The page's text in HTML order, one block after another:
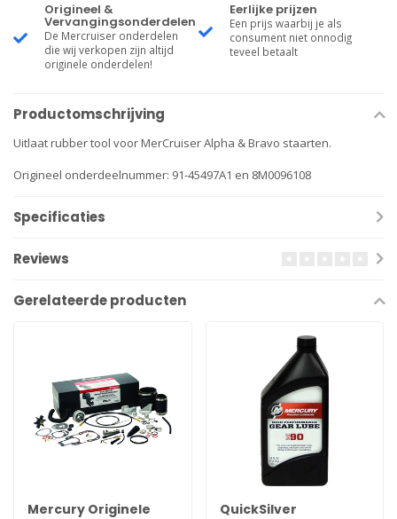
Origineel &
Vervangingsonderdelen
De Mercruiser onderdelen
die wij verkopen zijn altijd
originele onderdelen!
Eerlijke prijzen
Een prijs waarbij je als
consument niet onnodig
teveel betaalt
Productomschrijving
Uitlaat rubber tool voor MerCruiser Alpha & Bravo staarten.
Origineel onderdeelnummer: 91-45497A1 en 8M0096108
Specificaties
Reviews
Gerelateerde producten
Mercury Originele
QuickSilver